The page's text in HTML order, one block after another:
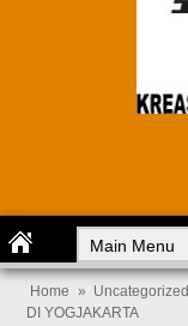
Home » Uncategorized
DI YOGJAKARTA